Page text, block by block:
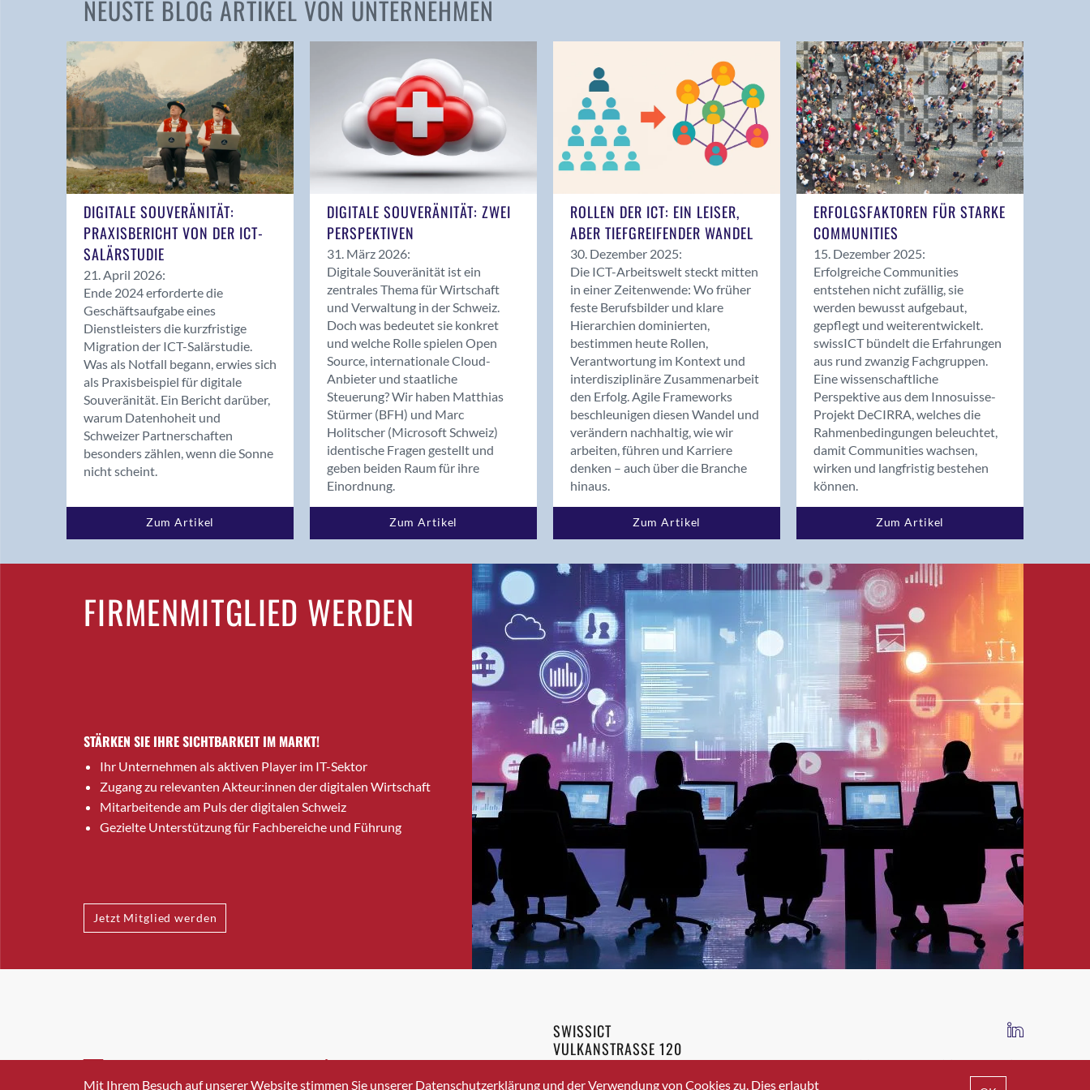
Andelfingen
Balsthal
Balzers
Bassersdorf
Benken (SG)
Bergdietikon
Bern - Liebefeld
Bolligen
Bonaduz
Bonstetten
Bottighofen
Bremgarten bei Bern
Brig-Glis
Bronschhofen
Brugg AG
Brütten
Bubendorf
Buchs (SG)
Bäretswil
Bülach
Cazis
Cham
Davos Platz
Davos Platz 1
NEUSTE BLOG ARTIKEL VON UNTERNEHMEN
DIGITALE SOUVERÄNITÄT:
PRAXISBERICHT VON DER ICT-
SALÄRSTUDIE
21. April 2026:
Ende 2024 erforderte die
Geschäftsaufgabe eines
Dienstleisters die kurzfristige
Migration der ICT-Salärstudie.
Was als Notfall begann, erwies sich
als Praxisbeispiel für digitale
Souveränität. Ein Bericht darüber,
warum Datenhoheit und
Schweizer Partnerschaften
besonders zählen, wenn die Sonne
nicht scheint.
Zum Artikel
DIGITALE SOUVERÄNITÄT: ZWEI
PERSPEKTIVEN
31. März 2026:
Digitale Souveränität ist ein
zentrales Thema für Wirtschaft
und Verwaltung in der Schweiz.
Doch was bedeutet sie konkret
und welche Rolle spielen Open
Source, internationale Cloud-
Anbieter und staatliche
Steuerung? Wir haben Matthias
Stürmer (BFH) und Marc
Holitscher (Microsoft Schweiz)
identische Fragen gestellt und
geben beiden Raum für ihre
Einordnung.
Zum Artikel
ROLLEN DER ICT: EIN LEISER,
ABER TIEFGREIFENDER WANDEL
30. Dezember 2025:
Die ICT-Arbeitswelt steckt mitten
in einer Zeitenwende: Wo früher
feste Berufsbilder und klare
Hierarchien dominierten,
bestimmen heute Rollen,
Verantwortung im Kontext und
interdisziplinäre Zusammenarbeit
den Erfolg. Agile Frameworks
beschleunigen diesen Wandel und
verändern nachhaltig, wie wir
arbeiten, führen und Karriere
denken – auch über die Branche
hinaus.
Zum Artikel
ERFOLGSFAKTOREN FÜR STARKE
COMMUNITIES
15. Dezember 2025:
Erfolgreiche Communities
entstehen nicht zufällig, sie
werden bewusst aufgebaut,
gepflegt und weiterentwickelt.
swissICT bündelt die Erfahrungen
aus rund zwanzig Fachgruppen.
Eine wissenschaftliche
Perspektive aus dem Innosuisse-
Projekt DeCIRRA, welches die
Rahmenbedingungen beleuchtet,
damit Communities wachsen,
wirken und langfristig bestehen
können.
Zum Artikel
FIRMENMITGLIED WERDEN
STÄRKEN SIE IHRE SICHTBARKEIT IM MARKT!
Ihr Unternehmen als aktiven Player im IT-Sektor
Zugang zu relevanten Akteur:innen der digitalen Wirtschaft
Mitarbeitende am Puls der digitalen Schweiz
Gezielte Unterstützung für Fachbereiche und Führung
Jetzt Mitglied werden
INFO@SWISSICT.CH +41 43 336 40 20
SWISSICT
VULKANSTRASSE 120
8048 ZURICH
IMPRESSUM DATENSCHUTZ AGB
Mit Ihrem Besuch auf unserer Website stimmen Sie unserer Datenschutzerklärung und der Verwendung von Cookies zu. Dies erlaubt